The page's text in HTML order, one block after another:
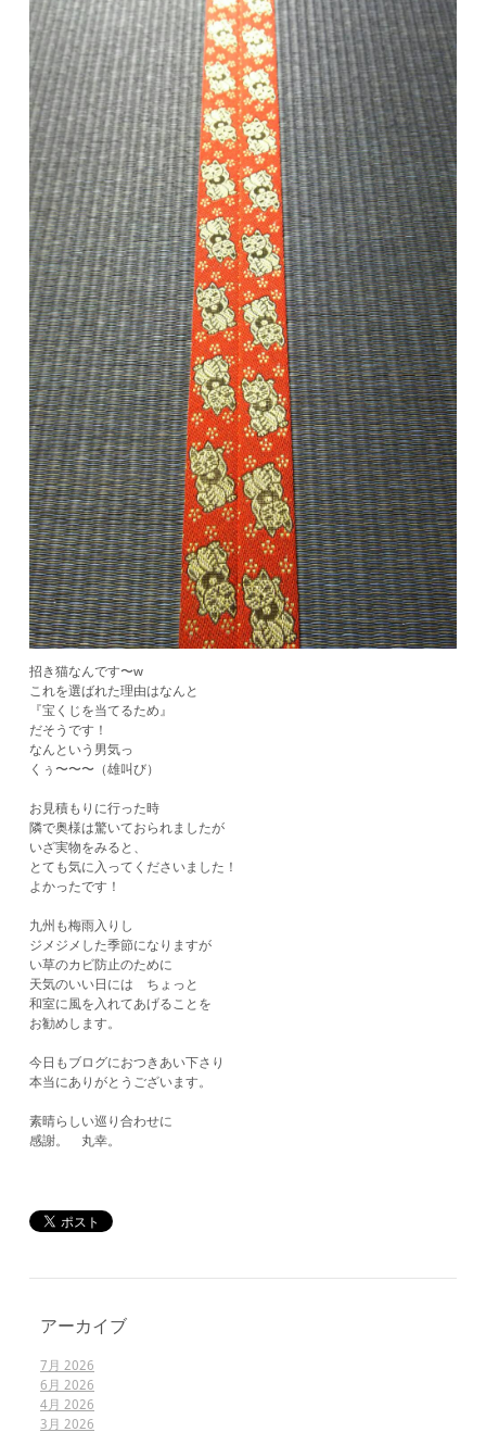
招き猫なんです〜w
これを選ばれた理由はなんと
『宝くじを当てるため』
だそうです！
なんという男気っ
くぅ〜〜〜（雄叫び）
お見積もりに行った時
隣で奥様は驚いておられましたが
いざ実物をみると、
とても気に入ってくださいました！
よかったです！
九州も梅雨入りし
ジメジメした季節になりますが
い草のカビ防止のために
天気のいい日には ちょっと
和室に風を入れてあげることを
お勧めします。
今日もブログにおつきあい下さり
本当にありがとうございます。
素晴らしい巡り合わせに
​感謝。 丸幸。
アーカイブ
7月 2026
6月 2026
4月 2026
3月 2026